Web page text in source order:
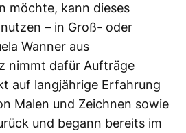
möchte, kann dieses
– in Groß- oder
Wanner aus
nimmt dafür Aufträge
auf langjährige Erfahrung
Malen und Zeichnen sowie
und begann bereits im